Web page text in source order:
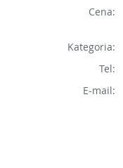
Cena:
Kategoria:
Tel:
E-mail: